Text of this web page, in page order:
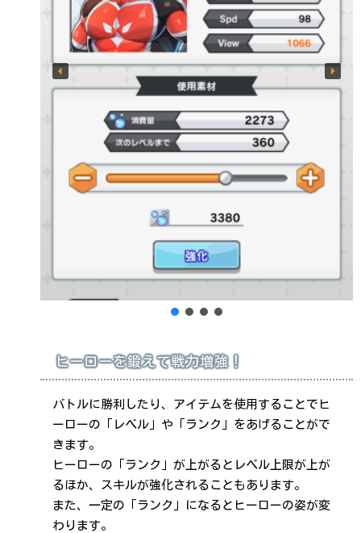
ヒーローを鍛えて戦力増強！
バトルに勝利したり、アイテムを使用することでヒ
ーローの「レベル」や「ランク」をあげることがで
きます。
ヒーローの「ランク」が上がるとレベル上限が上が
るほか、スキルが強化されることもあります。
また、一定の「ランク」になるとヒーローの姿が変
わります。